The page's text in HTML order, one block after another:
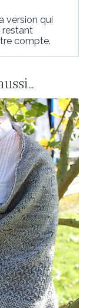
version qui
restant
compte.